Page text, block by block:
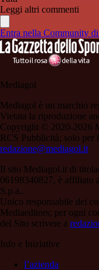
Leggi altri commenti
Entra nella Community
Mediagol
Mediagol è un marchio
Vietata la riproduzione
Copyright © 2020-2026
RCS Pubblicità; solo per
redazione@mediagol.it
Il sito Mediagol.it di
06198340827, è affiliato
S.p.a..
Unico responsabile dei
Mediaeditors; per ogni
del Sito scrivere a
Info e Iniziative
l’azienda